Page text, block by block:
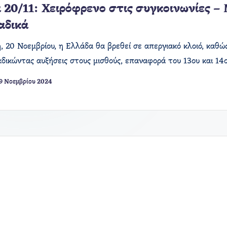
11: Χειρόφρενο στις συγκοινωνίες –
20 Νοεμβρίου, η Ελλάδα θα βρεθεί σε απεργιακό κλοιό,
αυξήσεις στους μισθούς, επαναφορά του 13ου και
Νοεμβρίου 2024